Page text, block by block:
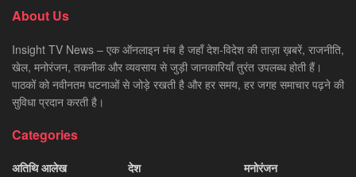
About Us
Insight TV News – एक ऑनलाइन मंच है जहाँ देश-विदेश की ताज़ा ख़बरें, राजनीति,
खेल, मनोरंजन, तकनीक और व्यवसाय से जुड़ी जानकारियाँ तुरंत उपलब्ध होती हैं।
पाठकों को नवीनतम घटनाओं से जोड़े रखती है और हर समय, हर जगह समाचार पढ़ने की
सुविधा प्रदान करती है।
Categories
अतिथि आलेख
देश
मनोरंजन